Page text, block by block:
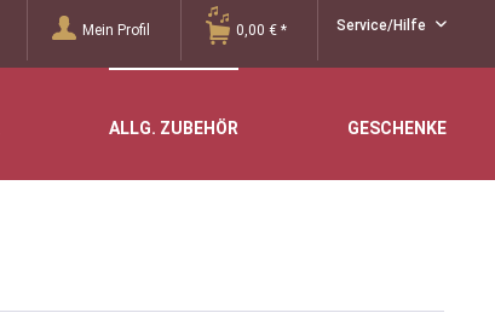
Service/Hilfe
Mein Profil 0,00 € *
ALLG. ZUBEHÖR GESCHENKE